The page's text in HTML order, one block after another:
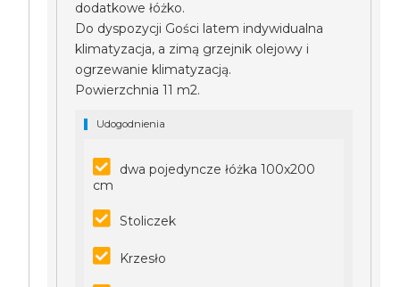
dodatkowe łóżko.
Do dyspozycji Gości latem indywidualna
klimatyzacja, a zimą grzejnik olejowy i
ogrzewanie klimatyzacją.
Powierzchnia 11 m2.
Udogodnienia
dwa pojedyncze łóżka 100x200
cm
Stoliczek
Krzesło